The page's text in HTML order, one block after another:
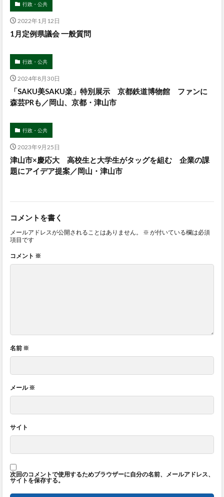
行政・公共
2022年1月12日
1月定例県議会 一般質問
行政・公共
2024年8月30日
「SAKU美SAKU楽」特別展示 京都鉄道博物館 ファンに
森芸PRも／岡山、京都・津山市
行政・公共
2023年9月25日
津山市×慶応大 高校生と大学生がタッグを組む 企業の課
題にアイデア提案／岡山・津山市
コメントを書く
メールアドレスが公開されることはありません。 ※ が付いている欄は必須
項目です
コメント ※
名前 ※
メール※
サイト
次回のコメントで使用するためブラウザーに自分の名前、メールアドレス、
サイトを保存する。